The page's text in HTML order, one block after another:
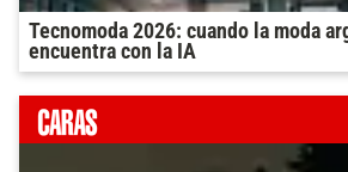
Tecnomoda 2026: cuando la moda
encuentra con la IA